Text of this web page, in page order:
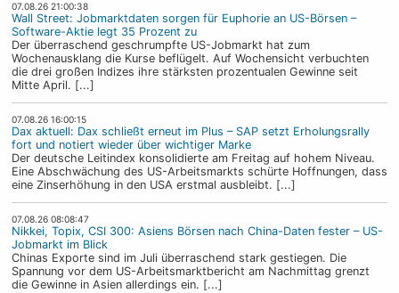
07.08.26 21:00:38
Wall Street: Jobmarktdaten sorgen für Euphorie an US-Börsen –
Software-Aktie legt 35 Prozent zu
Der überraschend geschrumpfte US-Jobmarkt hat zum
Wochenausklang die Kurse beflügelt. Auf Wochensicht verbuchten
die drei großen Indizes ihre stärksten prozentualen Gewinne seit
Mitte April. [...]
07.08.26 16:00:15
Dax aktuell: Dax schließt erneut im Plus – SAP setzt Erholungsrally
fort und notiert wieder über wichtiger Marke
Der deutsche Leitindex konsolidierte am Freitag auf hohem Niveau.
Eine Abschwächung des US-Arbeitsmarkts schürte Hoffnungen, dass
eine Zinserhöhung in den USA erstmal ausbleibt. [...]
07.08.26 08:08:47
Nikkei, Topix, CSI 300: Asiens Börsen nach China-Daten fester – US-
Jobmarkt im Blick
Chinas Exporte sind im Juli überraschend stark gestiegen. Die
Spannung vor dem US-Arbeitsmarktbericht am Nachmittag grenzt
die Gewinne in Asien allerdings ein. [...]